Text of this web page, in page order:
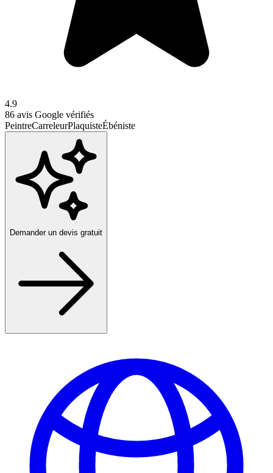
4.9
86 avis Google vérifiés
PeintreCarreleurPlaquisteÉbéniste
Demander un devis gratuit